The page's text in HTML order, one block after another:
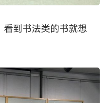
到书法类的书就想